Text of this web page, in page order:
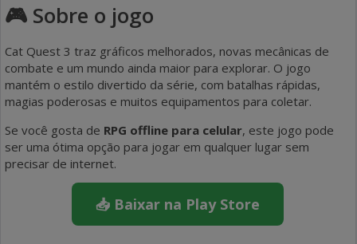
🎮 Sobre o jogo
Cat Quest 3 traz gráficos melhorados, novas mecânicas de
combate e um mundo ainda maior para explorar. O jogo
mantém o estilo divertido da série, com batalhas rápidas,
magias poderosas e muitos equipamentos para coletar.
Se você gosta de RPG offline para celular, este jogo pode
ser uma ótima opção para jogar em qualquer lugar sem
precisar de internet.
📥 Baixar na Play Store